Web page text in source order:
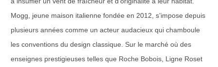
Mogg, jeune maison italienne fondée en 2012, s’impose depuis
plusieurs années comme un acteur audacieux qui chamboule
les conventions du design classique. Sur le marché où des
enseignes prestigieuses telles que Roche Bobois, Ligne Roset